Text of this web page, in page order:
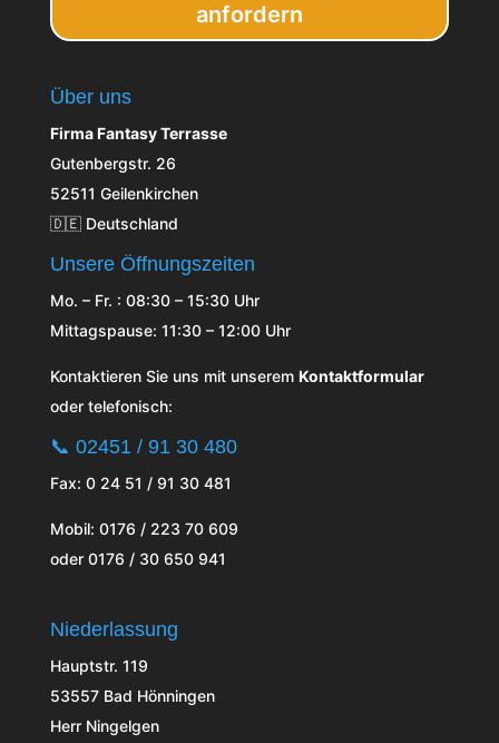
anfordern
Über uns
Firma Fantasy Terrasse
Gutenbergstr. 26
52511 Geilenkirchen
🇩🇪 Deutschland
Unsere Öffnungszeiten
Mo. – Fr. : 08:30 – 15:30 Uhr
Mittagspause: 11:30 – 12:00 Uhr
Kontaktieren Sie uns mit unserem Kontaktformular
oder telefonisch:
📞 02451 / 91 30 480
Fax: 0 24 51 / 91 30 481
Mobil: 0176 / 223 70 609
oder 0176 / 30 650 941
Niederlassung
Hauptstr. 119
53557 Bad Hönningen
Herr Ningelgen